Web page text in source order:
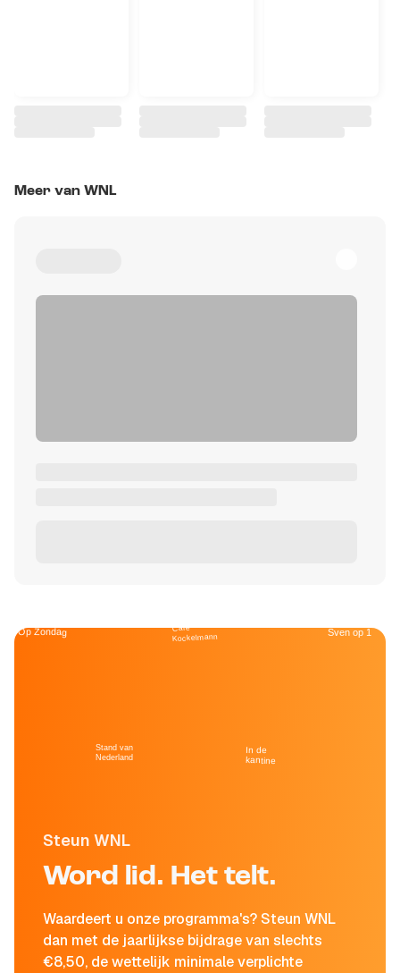
Meer van WNL
Steun WNL
Word lid. Het telt.
Waardeert u onze programma's? Steun WNL
dan met de jaarlijkse bijdrage van slechts
€8,50, de wettelijk minimale verplichte
Op Zondag
Stand van
Nederland
Café
Kockelmann
In de
kantine
Sven op 1